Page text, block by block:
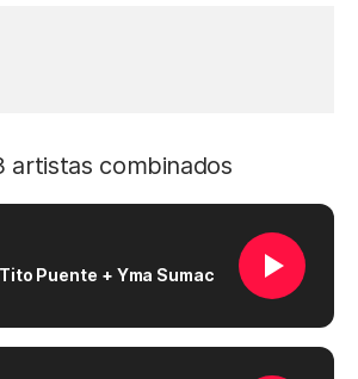
artistas combinados
Puente + Yma Sumac